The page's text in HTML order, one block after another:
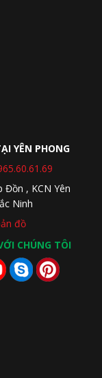
YÊN PHONG
Đồn , KCN Yên
Ninh
đồ
CHÚNG TÔI